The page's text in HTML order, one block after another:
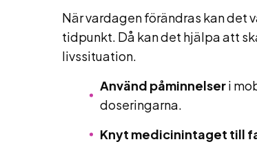
När vardagen förändras kan det
tidpunkt. Då kan det hjälpa att
livssituation.
Använd påminnelseri
doseringarna.
Knyt medicinintaget till